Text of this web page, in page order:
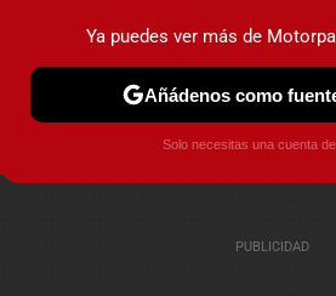
PRUEBAS COCHES ELÉCTRICOS
Ya puedes ver más de
Añádenos como
Solo necesitas una cuenta